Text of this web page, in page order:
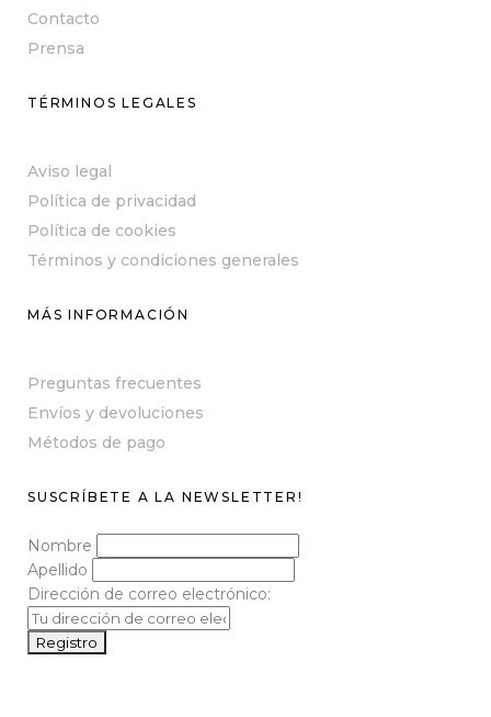
Contacto
Prensa
TÉRMINOS LEGALES
Aviso legal
Política de privacidad
Política de cookies
Términos y condiciones generales
MÁS INFORMACIÓN
Preguntas frecuentes
Envíos y devoluciones
Métodos de pago
SUSCRÍBETE A LA NEWSLETTER!
Nombre
Apellido
Dirección de correo electrónico: